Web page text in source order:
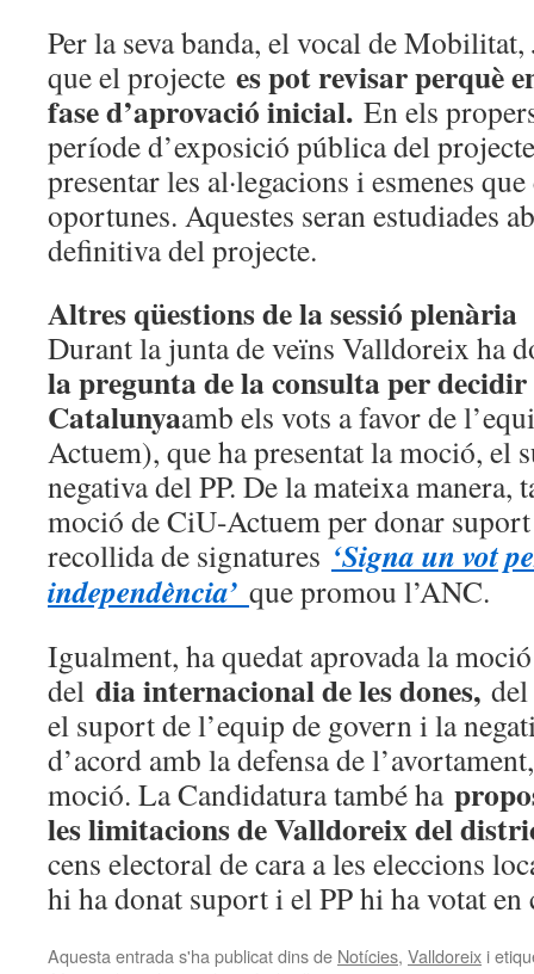
Per la seva banda, el vocal de Mobilitat,
que el projecte es pot revisar perquè
fase d’aprovació inicial. En els
període d’exposició pública del
presentar les al·legacions i esmenes
oportunes. Aquestes seran estudiades
definitiva del projecte.
Altres qüestions de la sessió plenària
Durant la junta de veïns Valldoreix ha
la pregunta de la consulta per
Catalunyaamb els vots a favor de
Actuem), que ha presentat la moció, el
negativa del PP. De la mateixa manera,
moció de CiU-Actuem per donar suport
recollida de signatures ‘Signa un vot
independència’ que promou l’ANC.
Igualment, ha quedat aprovada la
del dia internacional de les dones,
el suport de l’equip de govern i la
d’acord amb la defensa de
moció. La Candidatura també ha
les limitacions de Valldoreix del
cens electoral de cara a les eleccions
hi ha donat suport i el PP hi ha votat en
Aquesta entrada s'ha publicat dins de Notícies, Valldoreix i